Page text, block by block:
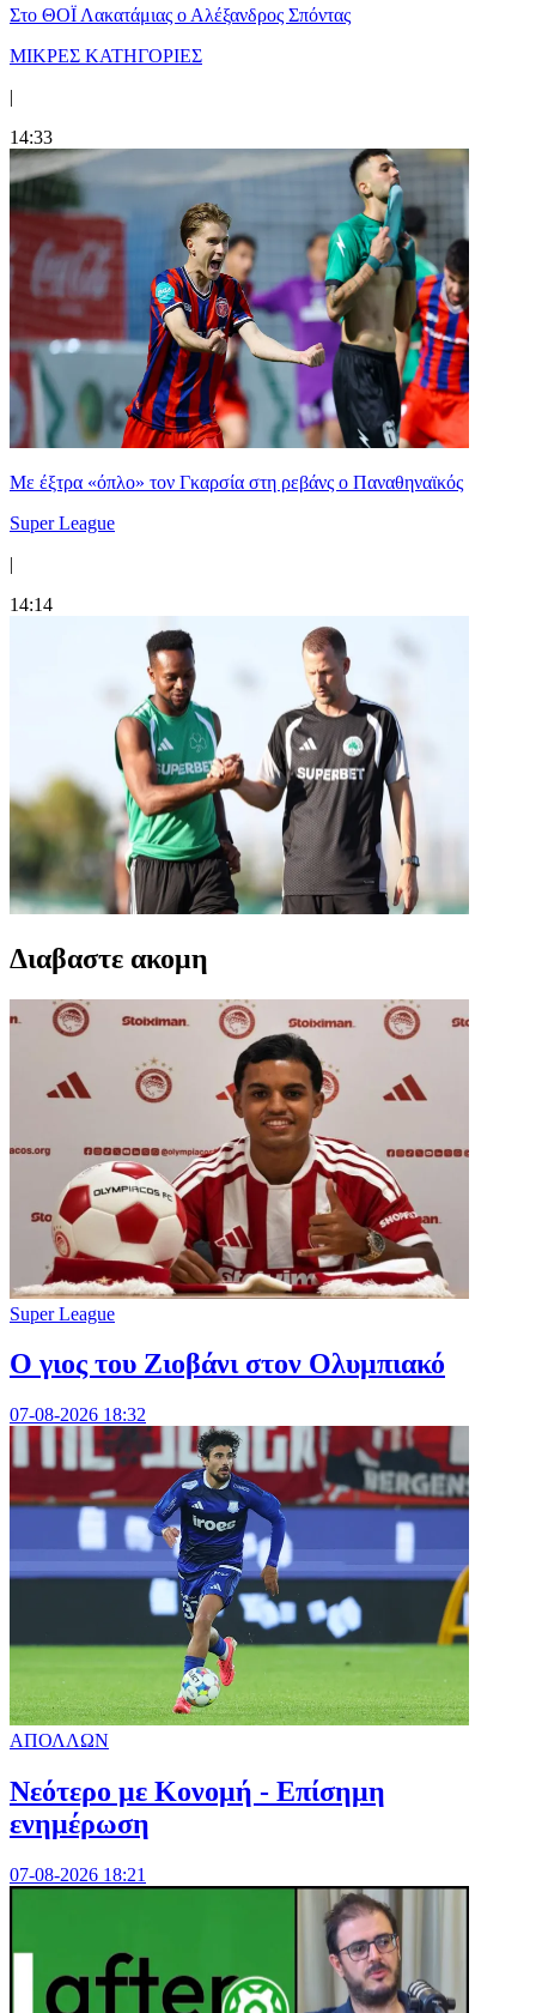
Στο ΘΟΪ Λακατάμιας ο Αλέξανδρος Σπόντας
ΜΙΚΡΕΣ ΚΑΤΗΓΟΡΙΕΣ
|
14:33
Mε έξτρα «όπλο» τον Γκαρσία στη ρεβάνς ο Παναθηναϊκός
Super League
|
14:14
Διαβαστε ακομη
Super League
Ο γιος του Ζιοβάνι στον Ολυμπιακό
07-08-2026 18:32
ΑΠΟΛΛΩΝ
Νεότερο με Κονομή - Επίσημη
ενημέρωση
07-08-2026 18:21